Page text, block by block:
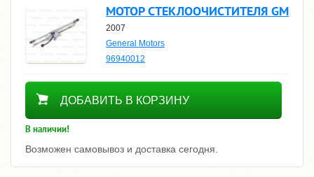
МОТОР СТЕКЛООЧИСТИТЕЛЯ GM
2007
General Motors
96940012
6340
ДОБАВИТЬ В КОРЗИНУ
В наличии!
Возможен самовывоз и доставка сегодня.